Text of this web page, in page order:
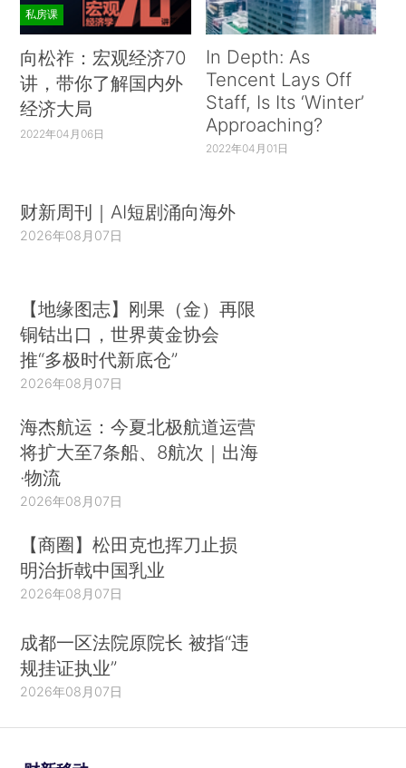
私房课
向松祚：宏观经济70
讲，带你了解国内外
经济大局
2022年04月06日
In Depth: As
Tencent Lays Off
Staff, Is Its ‘Winter’
Approaching?
2022年04月01日
财新周刊｜AI短剧涌向海外
2026年08月07日
【地缘图志】刚果（金）再限
铜钴出口，世界黄金协会
推“多极时代新底仓”
2026年08月07日
海杰航运：今夏北极航道运营
将扩大至7条船、8航次｜出海
·物流
2026年08月07日
【商圈】松田克也挥刀止损
明治折戟中国乳业
2026年08月07日
成都一区法院原院长 被指“违
规挂证执业”
2026年08月07日